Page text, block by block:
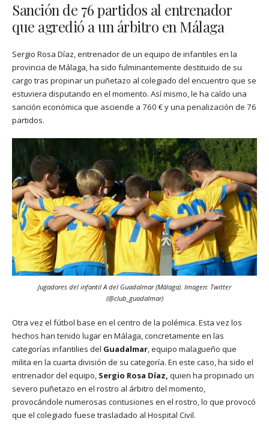
Sanción de 76 partidos al entrenador
que agredió a un árbitro en Málaga
Sergio Rosa Díaz, entrenador de un equipo de infantiles en la
provincia de Málaga, ha sido fulminantemente destituido de su
cargo tras propinar un puñetazo al colegiado del encuentro que se
estuviera disputando en el momento. Así mismo, le ha caído una
sanción económica que asciende a 760 € y una penalización de 76
partidos.
Jugadores del infantil A del Guadalmar (Málaga). Imagen: Twitter
(@club_guadalmar)
Otra vez el fútbol base en el centro de la polémica. Esta vez los
hechos han tenido lugar en Málaga, concretamente en las
categorías infantilies del Guadalmar, equipo malagueño que
milita en la cuarta división de su categoría. En este caso, ha sido el
entrenador del equipo, Sergio Rosa Díaz, quien ha propinado un
severo puñetazo en el rostro al árbitro del momento,
provocándole numerosas contusiones en el rostro, lo que provocó
que el colegiado fuese trasladado al Hospital Civil.